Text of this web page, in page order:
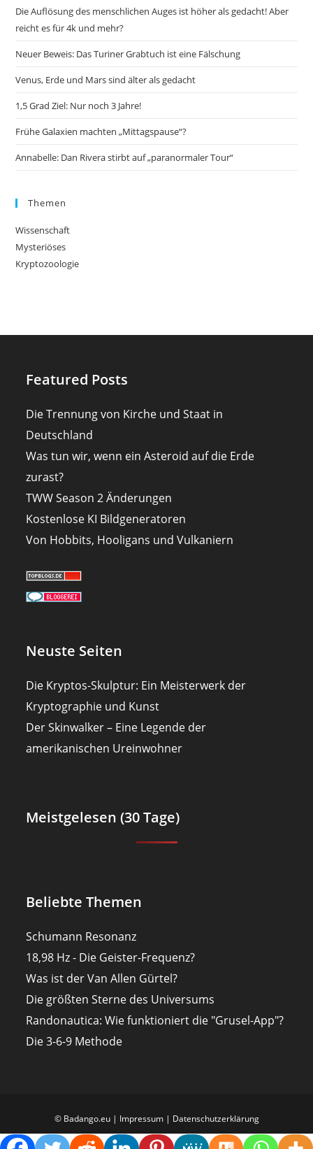
Die Auflösung des menschlichen Auges ist höher als gedacht! Aber
reicht es für 4k und mehr?
Neuer Beweis: Das Turiner Grabtuch ist eine Fälschung
Venus, Erde und Mars sind älter als gedacht
1,5 Grad Ziel: Nur noch 3 Jahre!
Frühe Galaxien machten „Mittagspause“?
Annabelle: Dan Rivera stirbt auf „paranormaler Tour“
Themen
Wissenschaft
Mysteriöses
Kryptozoologie
Featured Posts
Die Trennung von Kirche und Staat in
Deutschland
Was tun wir, wenn ein Asteroid auf die Erde
zurast?
TWW Season 2 Änderungen
Kostenlose KI Bildgeneratoren
Von Hobbits, Hooligans und Vulkaniern
Neuste Seiten
Die Kryptos-Skulptur: Ein Meisterwerk der
Kryptographie und Kunst
Der Skinwalker – Eine Legende der
amerikanischen Ureinwohner
Meistgelesen (30 Tage)
Beliebte Themen
Schumann Resonanz
18,98 Hz - Die Geister-Frequenz?
Was ist der Van Allen Gürtel?
Die größten Sterne des Universums
Randonautica: Wie funktioniert die "Grusel-App"?
Die 3-6-9 Methode
© Badango.eu | Impressum| Datenschutzerklärung